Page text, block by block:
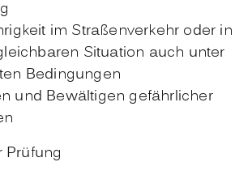
im Straßenverkehr oder in
Situation auch unter
Bedingungen
und Bewältigen gefährlicher
Prüfung